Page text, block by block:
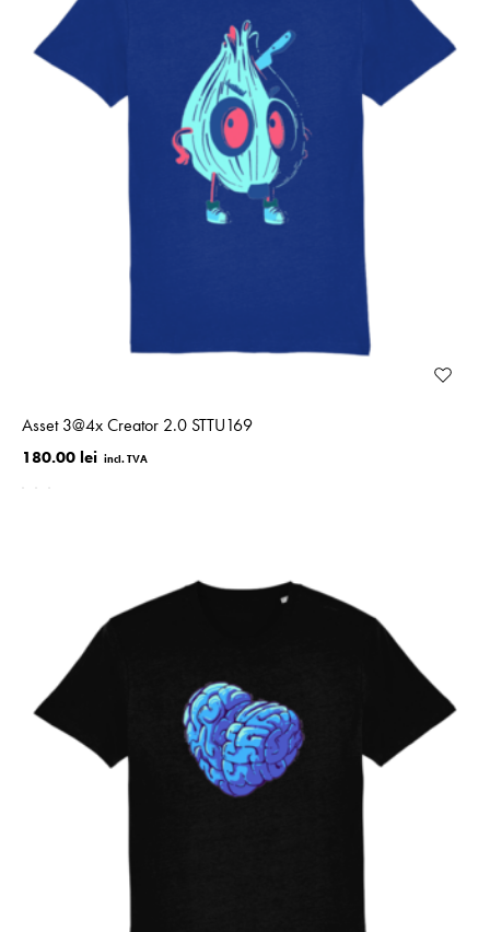
Asset 3@4x Creator 2.0 STTU169
180.00 lei